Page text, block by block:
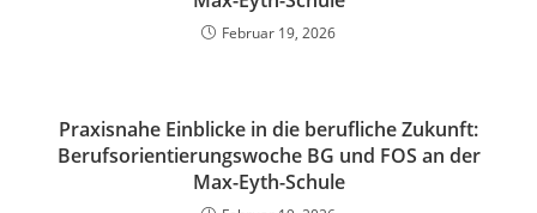
Februar 19, 2026
Praxisnahe Einblicke in die berufliche Zukunft:
Berufsorientierungswoche BG und FOS an der
Max-Eyth-Schule